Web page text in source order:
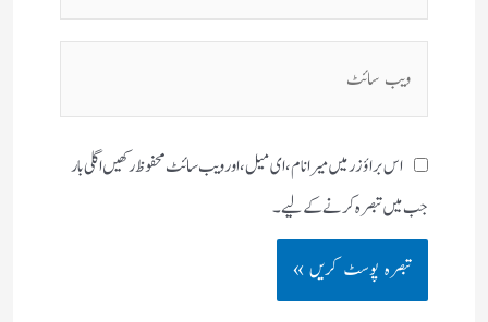
اس براؤزر میں میرا نام، ای میل، اور ویب سائٹ محفوظ رکھیں اگلی بار
جب میں تبصرہ کرنے کےلیے۔